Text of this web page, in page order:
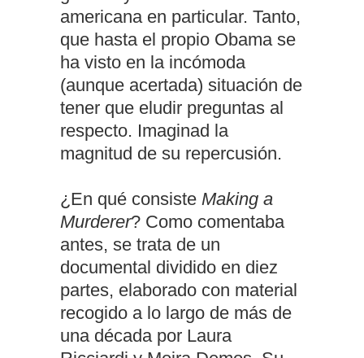
americana en particular. Tanto,
que hasta el propio Obama se
ha visto en la incómoda
(aunque acertada) situación de
tener que eludir preguntas al
respecto. Imaginad la
magnitud de su repercusión.
¿En qué consiste Making a
Murderer? Como comentaba
antes, se trata de un
documental dividido en diez
partes, elaborado con material
recogido a lo largo de más de
una década por Laura